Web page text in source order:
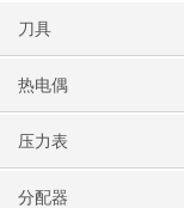
刀具
热电偶
压力表
分配器